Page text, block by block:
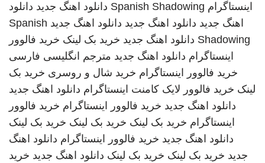
اینستاگرام Spanish Shadowing دانلود اهنگ جدید دانلود
اهنگ جدید دانلود اهنگ جدید دانلود اهنگ جدید Spanish
Shadowing دانلود اهنگ جدید خرید بک لینک خرید فالوور
اینستاگرام دانلود اهنگ جدید مترجم انگلیسی فارسی
خرید فالوور اینستاگرام خرید شال و روسری خرید بک
لینک خرید فالوور لایک کامنت اینستاگرام دانلود اهنگ جدید
دانلود اهنگ جدید خرید فالوور اینستاگرام خرید فالوور
اینستاگرام خرید بک لینک خرید بک لینک خرید بک لینک
دانلود اهنگ جدید خرید فالوور اینستاگرام دانلود اهنگ
جدید خرید بک لینک خرید بک لینک دانلود اهنگ جدید خرید